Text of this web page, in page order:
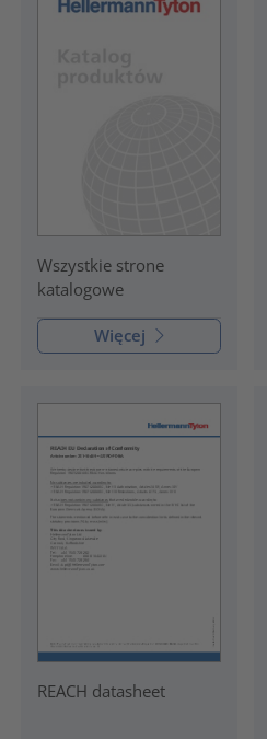
Wszystkie strone
katalogowe
Więcej
REACH datasheet